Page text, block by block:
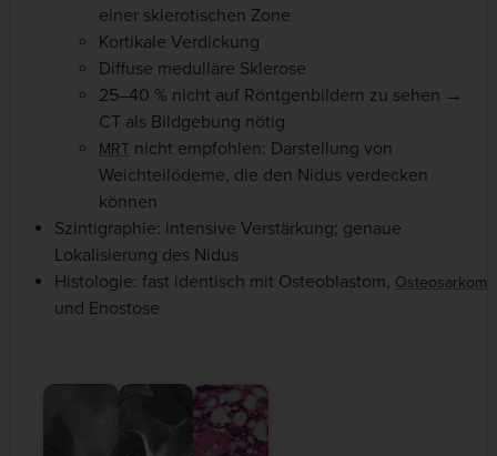
einer sklerotischen Zone
Kortikale Verdickung
Diffuse medulläre Sklerose
25–40 % nicht auf Röntgenbildern zu sehen →
CT als Bildgebung nötig
MRT nicht empfohlen: Darstellung von
Weichteilödeme, die den Nidus verdecken
können
Szintigraphie: intensive Verstärkung; genaue
Lokalisierung des Nidus
Histologie: fast identisch mit Osteoblastom, Osteosarkom
und Enostose